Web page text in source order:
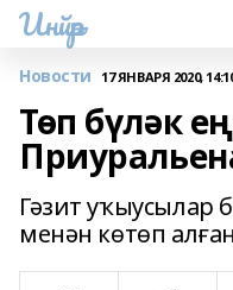
Инйәр
Новости 17 ЯНВАРЯ 2020,
Төп бүләк
Гәзит уҡыусылар
менән көтөп